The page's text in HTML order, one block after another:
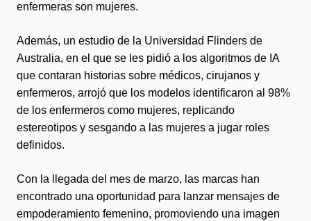
enfermeras son mujeres.
Además, un estudio de la Universidad Flinders de
Australia, en el que se les pidió a los algoritmos de IA
que contaran historias sobre médicos, cirujanos y
enfermeros, arrojó que los modelos identificaron al 98%
de los enfermeros como mujeres, replicando
estereotipos y sesgando a las mujeres a jugar roles
definidos.
Con la llegada del mes de marzo, las marcas han
encontrado una oportunidad para lanzar mensajes de
empoderamiento femenino, promoviendo una imagen